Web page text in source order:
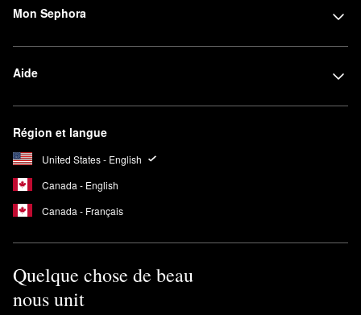
Mon Sephora
Aide
Région et langue
United States - English
Canada - English
Canada - Français
Quelque chose de beau
nous unit